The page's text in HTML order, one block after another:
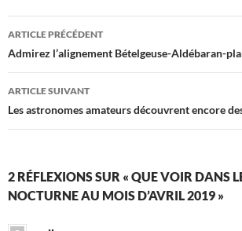
Navigation
des
articles
ARTICLE PRÉCÉDENT
Admirez l’alignement Bételgeuse-Aldébaran-
ARTICLE SUIVANT
Les astronomes amateurs découvrent encore
2 RÉFLEXIONS SUR « QUE VOIR DANS
NOCTURNE AU MOIS D’AVRIL 2019 »